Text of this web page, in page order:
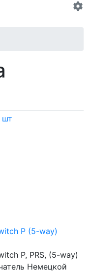
шт
P (5-way)
P, PRS, (5-way)
Немецкой